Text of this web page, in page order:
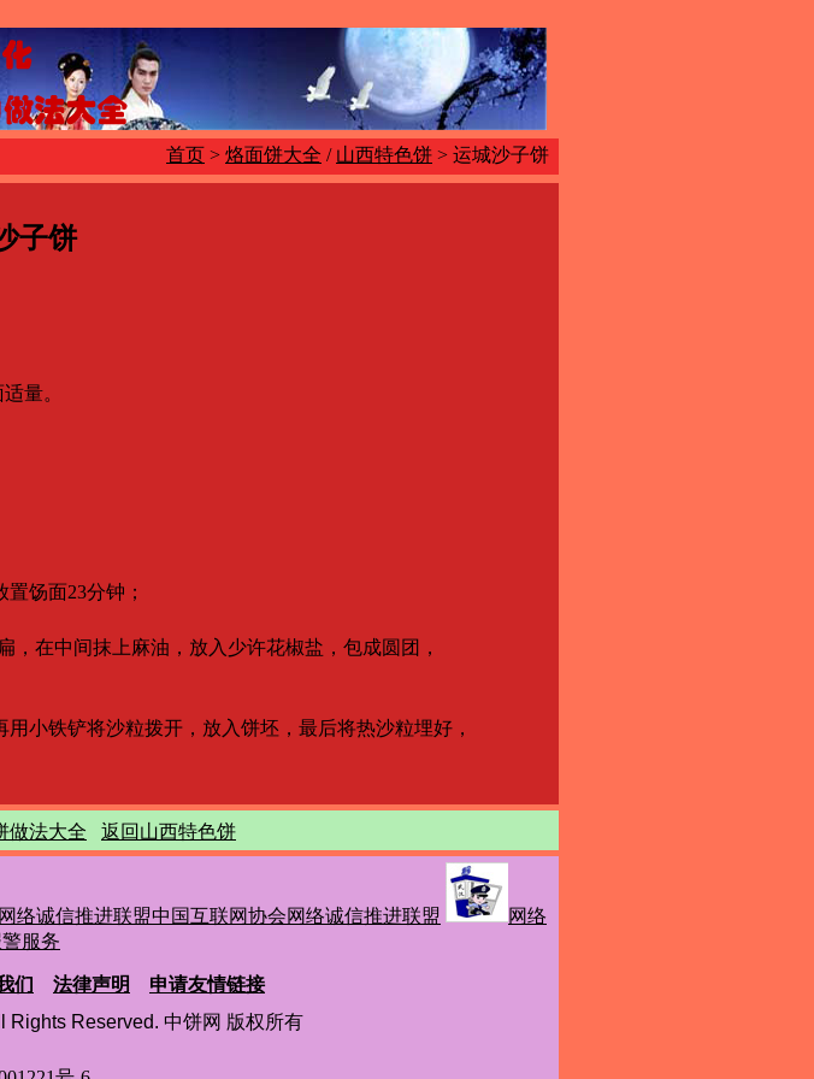
首页 > 烙面饼大全 / 山西特色饼 > 运城沙子饼
子饼
量。
饧面23分钟；
在中间抹上麻油，放入少许花椒盐，包成圆团，
小铁铲将沙粒拨开，放入饼坯，最后将热沙粒埋好，
做法大全 返回山西特色饼
中国互联网协会网络诚信推进联盟
网络
警服务
们 法律声明
申请友情链接
Reserved. 中饼网 版权所有